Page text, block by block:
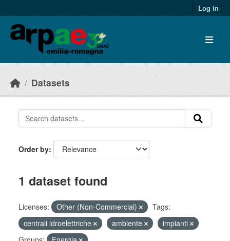
Log in
Datasets
Order by
1 dataset found
Licenses: Other (Non-Commercial)
Tags:
centrali idroelettriche
ambiente
impianti